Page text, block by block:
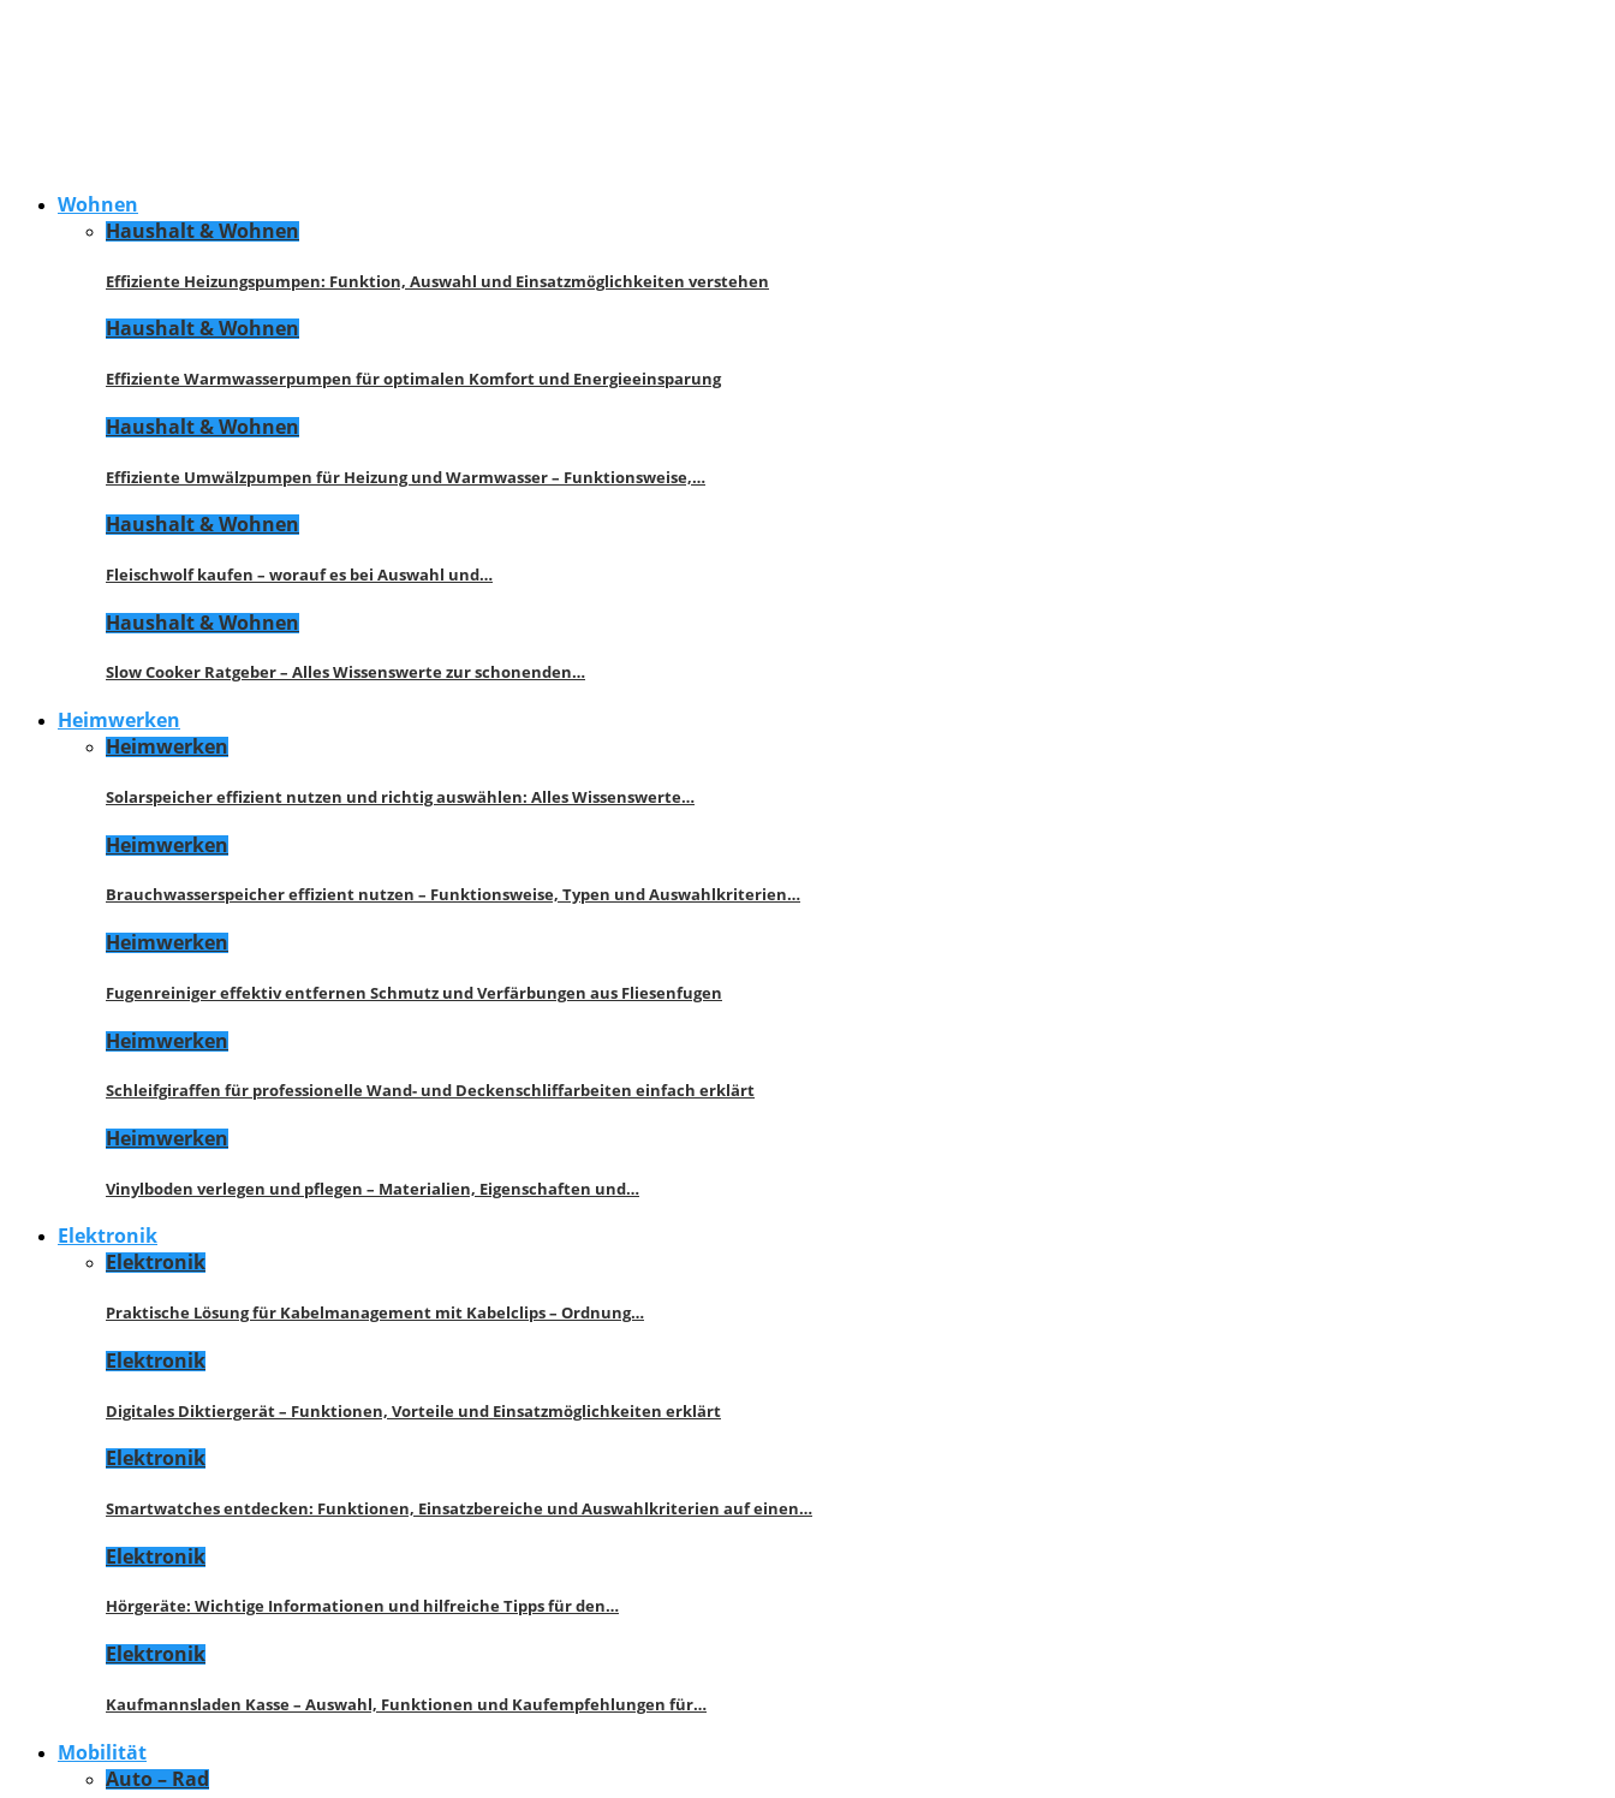
Wohnen
Haushalt & Wohnen
Effiziente Heizungspumpen: Funktion, Auswahl und Einsatzmöglichkeiten verstehen
Haushalt & Wohnen
Effiziente Warmwasserpumpen für optimalen Komfort und Energieeinsparung
Haushalt & Wohnen
Effiziente Umwälzpumpen für Heizung und Warmwasser – Funktionsweise,…
Haushalt & Wohnen
Fleischwolf kaufen – worauf es bei Auswahl und…
Haushalt & Wohnen
Slow Cooker Ratgeber – Alles Wissenswerte zur schonenden…
Heimwerken
Heimwerken
Solarspeicher effizient nutzen und richtig auswählen: Alles Wissenswerte…
Heimwerken
Brauchwasserspeicher effizient nutzen – Funktionsweise, Typen und Auswahlkriterien…
Heimwerken
Fugenreiniger effektiv entfernen Schmutz und Verfärbungen aus Fliesenfugen
Heimwerken
Schleifgiraffen für professionelle Wand- und Deckenschliffarbeiten einfach erklärt
Heimwerken
Vinylboden verlegen und pflegen – Materialien, Eigenschaften und…
Elektronik
Elektronik
Praktische Lösung für Kabelmanagement mit Kabelclips – Ordnung…
Elektronik
Digitales Diktiergerät – Funktionen, Vorteile und Einsatzmöglichkeiten erklärt
Elektronik
Smartwatches entdecken: Funktionen, Einsatzbereiche und Auswahlkriterien auf einen…
Elektronik
Hörgeräte: Wichtige Informationen und hilfreiche Tipps für den…
Elektronik
Kaufmannsladen Kasse – Auswahl, Funktionen und Kaufempfehlungen für…
Mobilität
Auto – Rad